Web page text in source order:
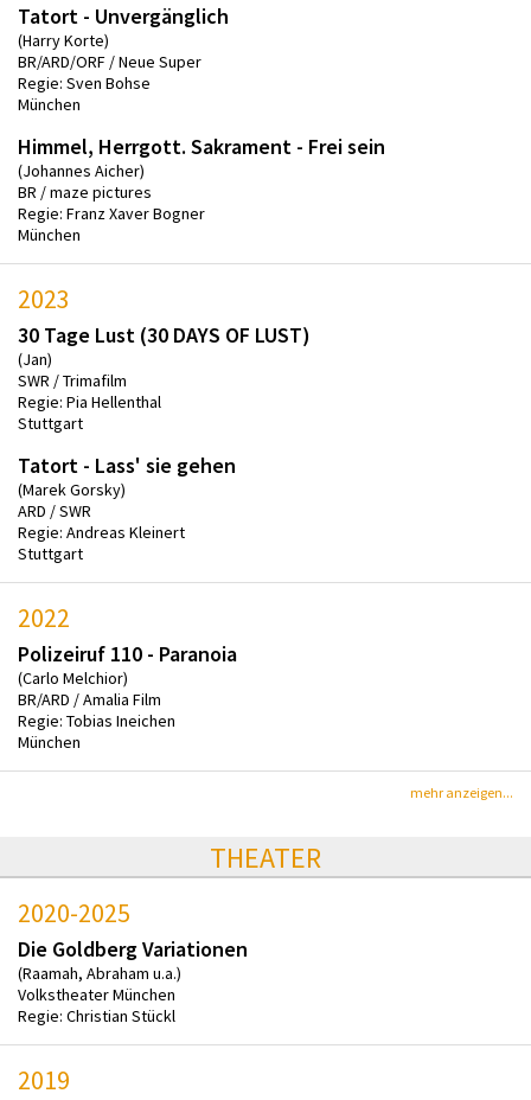
Tatort - Unvergänglich
(Harry Korte)
BR/ARD/ORF / Neue Super
Regie: Sven Bohse
München
Himmel, Herrgott. Sakrament - Frei sein
(Johannes Aicher)
BR / maze pictures
Regie: Franz Xaver Bogner
München
2023
30 Tage Lust (30 DAYS OF LUST)
(Jan)
SWR / Trimafilm
Regie: Pia Hellenthal
Stuttgart
Tatort - Lass' sie gehen
(Marek Gorsky)
ARD / SWR
Regie: Andreas Kleinert
Stuttgart
2022
Polizeiruf 110 - Paranoia
(Carlo Melchior)
BR/ARD / Amalia Film
Regie: Tobias Ineichen
München
mehr anzeigen...
THEATER
2020-2025
Die Goldberg Variationen
(Raamah, Abraham u.a.)
Volkstheater München
Regie: Christian Stückl
2019